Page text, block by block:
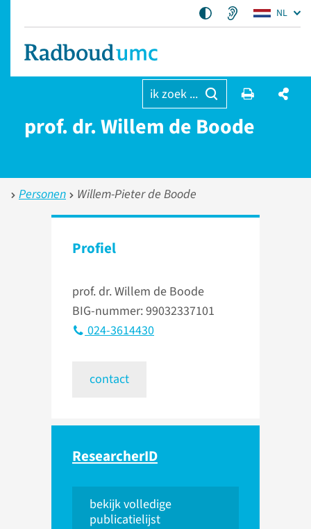
NL
ik zoek ...
prof. dr. Willem de Boode
Personen Willem-Pieter de Boode
Profiel
prof. dr. Willem de Boode
BIG-nummer: 99032337101
024-3614430
contact
ResearcherID
bekijk volledige
publicatielijst